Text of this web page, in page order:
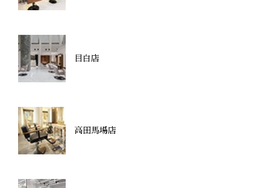
目白店
高田馬場店